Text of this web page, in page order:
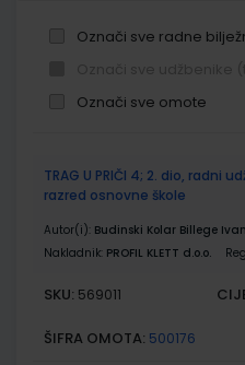
Označi sve radne
Označi sve omote
proizvodi
TRAG U PRIČI 4; 2. dio, radni
razred osnovne škole
Autor(i): Budinski Kolar Billege
Nakladnik: PROFIL KLETT d.o.o.
SKU: 569011
ŠIFRA OMOTA: 500176